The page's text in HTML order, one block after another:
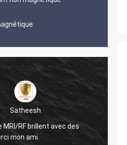
Satheesh
MRI/RF brillent avec des
mon ami.